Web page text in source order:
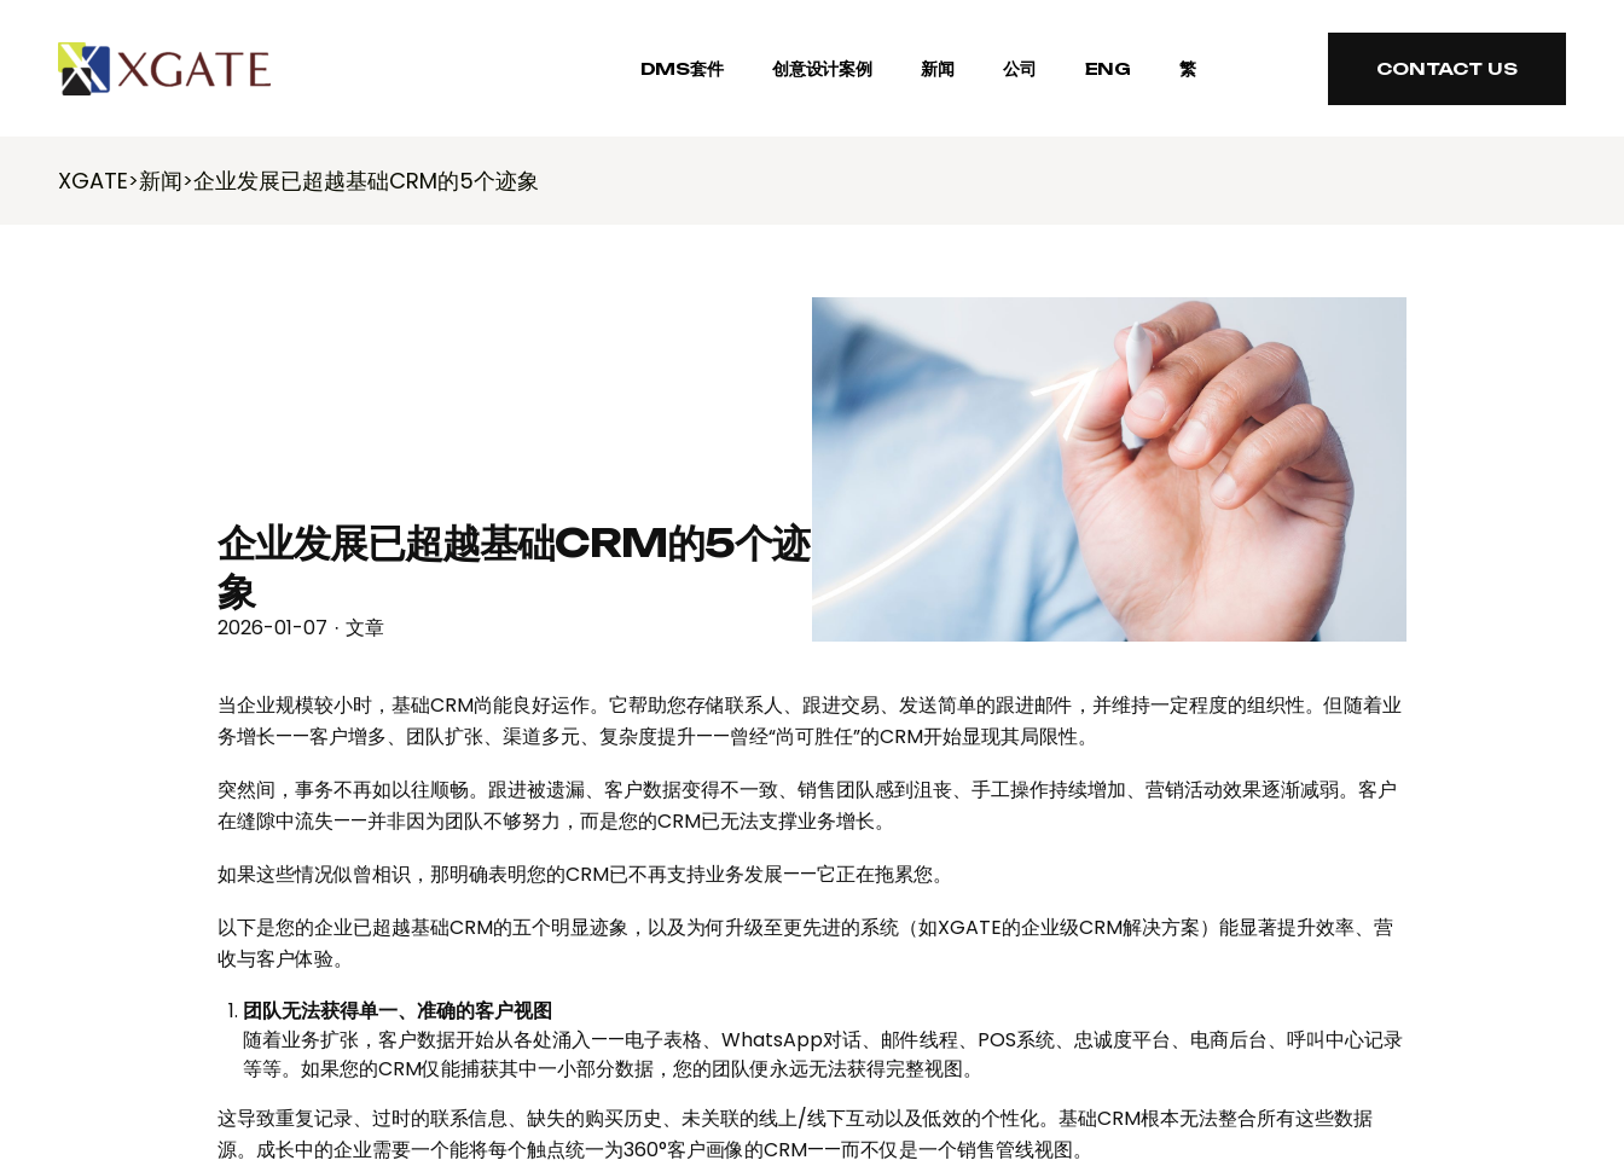
DMS套件 创意设计案例 新闻 公司 ENG 繁
CONTACT US
XGATE>新闻>企业发展已超越基础CRM的5个迹象
企业发展已超越基础CRM的5个迹
象
2026-01-07 · 文章
当企业规模较小时，基础CRM尚能良好运作。它帮助您存储联系人、跟进交易、发送简单的跟进邮件，并维持一定程度的组织性。但随着业
务增长——客户增多、团队扩张、渠道多元、复杂度提升——曾经“尚可胜任”的CRM开始显现其局限性。
突然间，事务不再如以往顺畅。跟进被遗漏、客户数据变得不一致、销售团队感到沮丧、手工操作持续增加、营销活动效果逐渐减弱。客户
在缝隙中流失——并非因为团队不够努力，而是您的CRM已无法支撑业务增长。
如果这些情况似曾相识，那明确表明您的CRM已不再支持业务发展——它正在拖累您。
以下是您的企业已超越基础CRM的五个明显迹象，以及为何升级至更先进的系统（如XGATE的企业级CRM解决方案）能显著提升效率、营
收与客户体验。
团队无法获得单一、准确的客户视图
随着业务扩张，客户数据开始从各处涌入——电子表格、WhatsApp对话、邮件线程、POS系统、忠诚度平台、电商后台、呼叫中心记录
等等。如果您的CRM仅能捕获其中一小部分数据，您的团队便永远无法获得完整视图。
这导致重复记录、过时的联系信息、缺失的购买历史、未关联的线上/线下互动以及低效的个性化。基础CRM根本无法整合所有这些数据
源。成长中的企业需要一个能将每个触点统一为360°客户画像的CRM——而不仅是一个销售管线视图。